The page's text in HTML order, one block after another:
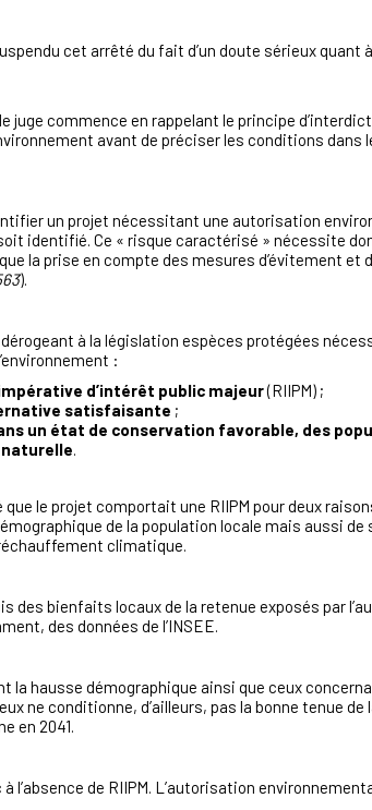
cet arrêté du fait d’un doute sérieux quant
juge commence en rappelant le principe
avant de préciser les conditions
un projet nécessitant une autorisation
identifié. Ce « risque caractérisé » nécessite
la prise en compte des mesures d’évitement et
).
à la législation espèces protégées
:
d’intérêt public majeur(RIIPM) ;
satisfaisante ;
un état de conservation favorable, des
.
le projet comportait une RIIPM pour deux
de la population locale mais aussi
climatique.
des bienfaits locaux de la retenue exposés par
des données de l’INSEE.
la hausse démographique ainsi que ceux
ne conditionne, d’ailleurs, pas la bonne tenue
en 2041.
de RIIPM. L’autorisation